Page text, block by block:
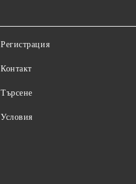
Регистрация
Контакт
Търсене
Условия